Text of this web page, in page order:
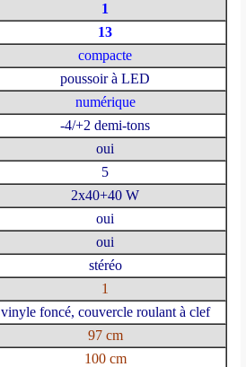
1
13
compacte
poussoir à LED
numérique
-4/+2 demi-tons
oui
5
2x40+40 W
oui
oui
stéréo
1
vinyle foncé, couvercle roulant à clef
97 cm
100 cm